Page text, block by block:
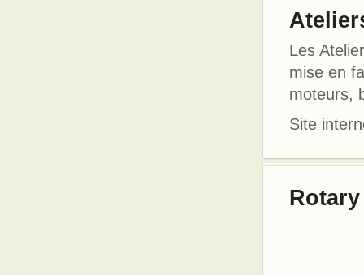
Les
mise en
moteurs,
Site